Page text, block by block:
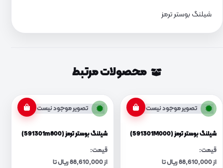
شیلنگ بوستر ترمز
محصولات مرتبط
تصویر موجود نیست
شیلنگ بوستر ترمز (591301M000)
قیمت:
از 88,610,000 ریال تا
تصویر موجود نیست
شیلنگ بوستر ترمز (591301m800)
قیمت:
از 88,610,000 ریال تا